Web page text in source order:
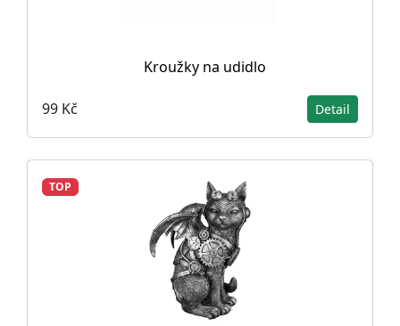
Kroužky na udidlo
99 Kč Detail
TOP